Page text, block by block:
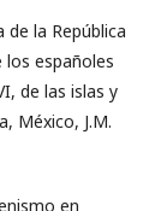
la República
los españoles
de las islas y
México, J.M.
en